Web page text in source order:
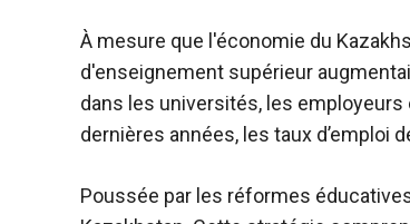
À mesure que l'économie du
d'enseignement supérieur
dans les universités, les
dernières années, les taux
Poussée par les réformes